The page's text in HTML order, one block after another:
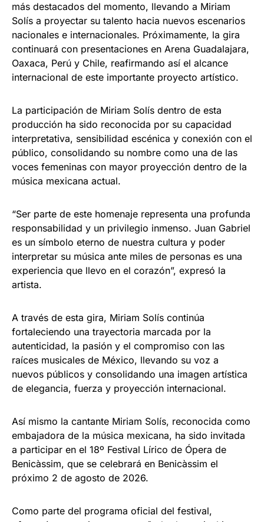
más destacados del momento, llevando a Miriam
Solís a proyectar su talento hacia nuevos escenarios
nacionales e internacionales. Próximamente, la gira
continuará con presentaciones en Arena Guadalajara,
Oaxaca, Perú y Chile, reafirmando así el alcance
internacional de este importante proyecto artístico.
La participación de Miriam Solís dentro de esta
producción ha sido reconocida por su capacidad
interpretativa, sensibilidad escénica y conexión con el
público, consolidando su nombre como una de las
voces femeninas con mayor proyección dentro de la
música mexicana actual.
“Ser parte de este homenaje representa una profunda
responsabilidad y un privilegio inmenso. Juan Gabriel
es un símbolo eterno de nuestra cultura y poder
interpretar su música ante miles de personas es una
experiencia que llevo en el corazón”, expresó la
artista.
A través de esta gira, Miriam Solís continúa
fortaleciendo una trayectoria marcada por la
autenticidad, la pasión y el compromiso con las
raíces musicales de México, llevando su voz a
nuevos públicos y consolidando una imagen artística
de elegancia, fuerza y proyección internacional.
Así mismo la cantante Miriam Solís, reconocida como
embajadora de la música mexicana, ha sido invitada
a participar en el 18º Festival Lírico de Ópera de
Benicàssim, que se celebrará en Benicàssim el
próximo 2 de agosto de 2026.
Como parte del programa oficial del festival,